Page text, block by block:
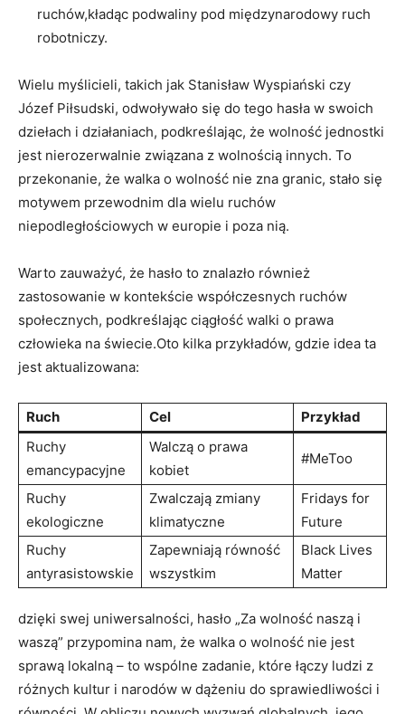
ruchów,kładąc podwaliny pod międzynarodowy ruch
robotniczy.
Wielu myślicieli, takich ⁢jak Stanisław Wyspiański czy
Józef Piłsudski, odwoływało⁤ się do tego ‌hasła w swoich
dziełach i działaniach, podkreślając, że wolność jednostki⁢
jest nierozerwalnie związana z wolnością innych. To
przekonanie, że walka o wolność nie zna granic, stało się​
motywem przewodnim dla wielu ​ruchów
niepodległościowych w europie ⁣i poza nią.
Warto⁤ zauważyć, że hasło ⁣to znalazło również
‍zastosowanie w kontekście współczesnych ruchów
społecznych, podkreślając ciągłość walki o prawa
człowieka na świecie.Oto kilka przykładów, ⁢gdzie idea ta
jest aktualizowana:
Ruch Cel
Przykład
Ruchy
emancypacyjne
Walczą o prawa
kobiet
#MeToo
Ruchy
ekologiczne
Zwalczają zmiany
klimatyczne
Fridays for
Future
Ruchy
antyrasistowskie
Zapewniają⁤ równość
wszystkim
Black Lives
Matter
dzięki swej uniwersalności, hasło „Za wolność naszą i
waszą” przypomina nam, że walka o wolność nie jest
sprawą ⁣lokalną – to wspólne zadanie, które ⁣łączy ludzi z
różnych kultur i narodów w dążeniu do sprawiedliwości i